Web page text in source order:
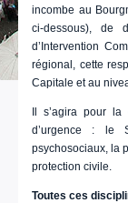
incombe au
ci-dessous), de
d’Intervention
régional, cette
Capitale et au
Il s’agira pour
d’urgence : le
psychosociaux, la
protection civile.
Toutes ces